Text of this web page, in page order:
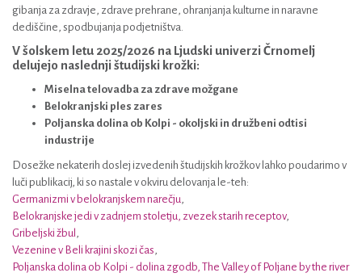
gibanja za zdravje, zdrave prehrane, ohranjanja kulturne in naravne
dediščine, spodbujanja podjetništva.
V šolskem letu 2025/2026 na Ljudski univerzi Črnomelj
delujejo naslednji študijski krožki:
Miselna telovadba za zdrave možgane
Belokranjski ples zares
Poljanska dolina ob Kolpi - okoljski in družbeni odtisi
industrije
Dosežke nekaterih doslej izvedenih študijskih krožkov lahko poudarimo v
luči publikacij, ki so nastale v okviru delovanja le-teh:
Germanizmi v belokranjskem narečju,
Belokranjske jedi v zadnjem stoletju, zvezek starih receptov,
Gribeljski žbul ,
Vezenine v Beli krajini skozi čas,
Poljanska dolina ob Kolpi - dolina zgodb, The Valley of Poljane by the river